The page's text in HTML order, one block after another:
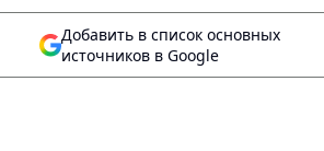
Добавить в список основных
источников в Google